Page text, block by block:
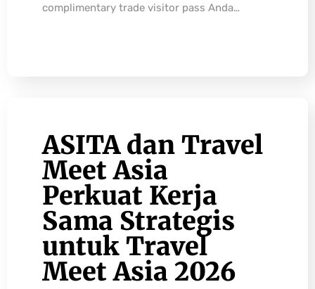
complimentary trade visitor pass Anda…
ASITA dan Travel
Meet Asia
Perkuat Kerja
Sama Strategis
untuk Travel
Meet Asia 2026